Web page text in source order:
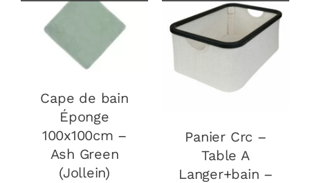
Cape de bain
Éponge
100x100cm –
Ash Green
(Jollein)
DÉTAILS
Panier Crc –
Table A
Langer+bain –